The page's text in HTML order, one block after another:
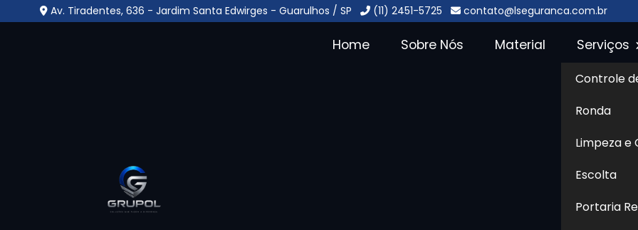
Av. Tiradentes, 636 - Jardim Santa Edwirges - Guarulhos / SP (11) 2451-5725 contato@lseguranca.com.br
Home Sobre Nós Material Serviços
Controle
Ronda
Limpeza e
Escolta
Portaria
Informações
Portaria e Limpeza no Jardim Paraventi - Guarulhos